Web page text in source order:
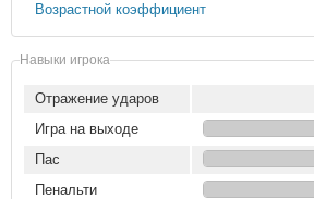
Возрастной коэффициент
Навыки игрока
Отражение ударов
Игра на выходе
Пас
Пенальти